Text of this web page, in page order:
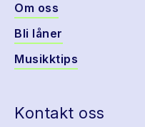
Om oss
Bli låner
Musikktips
Kontakt oss